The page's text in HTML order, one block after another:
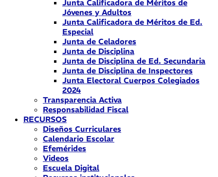
Junta Calificadora de Méritos de
Jóvenes y Adultos
Junta Calificadora de Méritos de Ed.
Especial
Junta de Celadores
Junta de Disciplina
Junta de Disciplina de Ed. Secundaria
Junta de Disciplina de Inspectores
Junta Electoral Cuerpos Colegiados
2024
Transparencia Activa
Responsabilidad Fiscal
RECURSOS
Diseños Curriculares
Calendario Escolar
Efemérides
Videos
Escuela Digital